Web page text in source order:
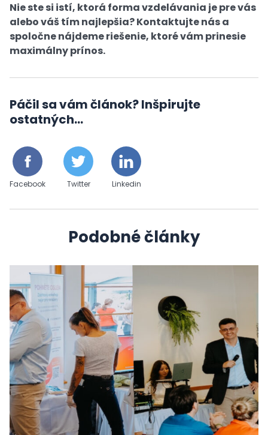
Nie ste si istí, ktorá forma vzdelávania je pre vás
alebo váš tím najlepšia? Kontaktujte nás a
spoločne nájdeme riešenie, ktoré vám prinesie
maximálny prínos.
Páčil sa vám článok? Inšpirujte
ostatných...
Facebook Twitter Linkedin
Podobné články